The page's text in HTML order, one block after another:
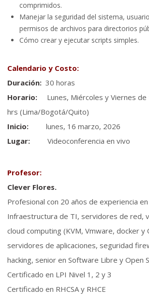
comprimidos.
Manejar la seguridad del sistema,
permisos de archivos para directorios
Cómo crear y ejecutar scripts simples.
Calendario y Costo:
Duración: 30 horas
Horario:
Lunes, Miércoles y Viernes de
hrs (Lima/Bogotá/Quito)
Inicio:
lunes, 16 marzo, 2026
Lugar: Videoconferencia en vivo
Profesor:
Clever Flores.
Profesional con 20 años de experiencia en
Infraestructura de TI, servidores de red,
cloud computing (KVM, Vmware, docker y
servidores de aplicaciones, seguridad
hacking, senior en Software Libre y Open
Certificado en LPI Nivel 1, 2 y 3
Certificado en RHCSA y RHCE